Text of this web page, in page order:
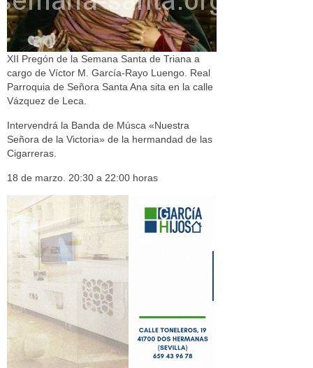
XII Pregón de la Semana Santa de Triana a
cargo de Víctor M. García-Rayo Luengo. Real
Parroquia de Señora Santa Ana sita en la calle
Vázquez de Leca.
Intervendrá la Banda de Músca «Nuestra
Señora de la Victoria» de la hermandad de las
Cigarreras.
18 de marzo. 20:30 a 22:00 horas